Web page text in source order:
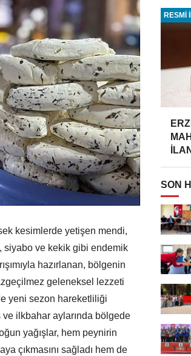
kesimlerde yetişen mendi,
siyabo ve kekik gibi endemik
hazırlanan, bölgenin
geleneksel lezzeti
yeni sezon hareketliliği
ve ilkbahar aylarında bölgede
yağışlar, hem peynirin
çıkmasını sağladı hem de
RESMİ
İLANI
SON